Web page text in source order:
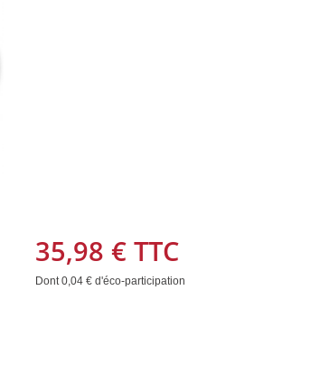
35,98 € TTC
Dont0,04 € d'éco-participation